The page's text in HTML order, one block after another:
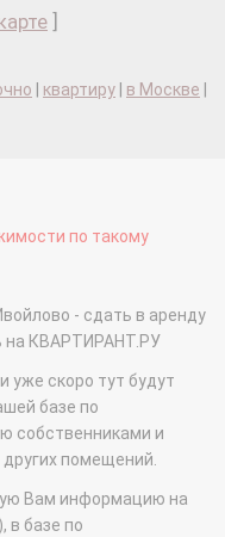
квартиру в Москве
по такому
- сдать в аренду
на КВАРТИРАНТ.РУ
уже скоро тут будут
базе по
собственниками и
помещений.
Вам информацию на
в базе по